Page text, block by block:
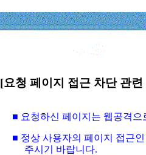
[요청 페이지 접근 차단 관
■ 요청하신 페이지는 웹공격
■ 정상 사용자의 페이지 접근
주시기 바랍니다.